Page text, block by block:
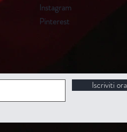
Instagram
Pinterest
Iscriviti ora